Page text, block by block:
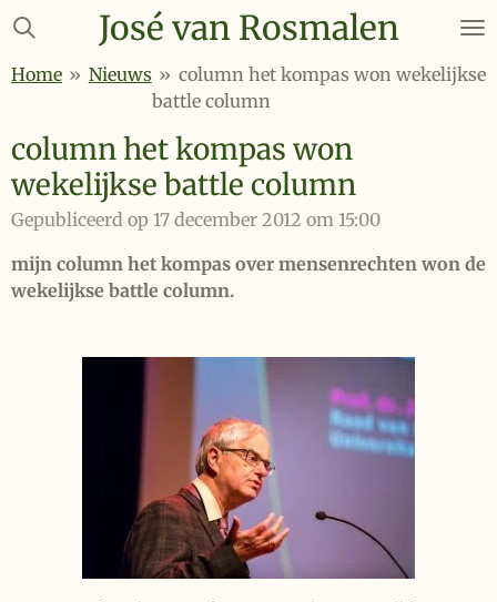
Ga
naar
José van Rosmalen
Home » Nieuws » column het kompas won wekelijkse
battle column
column het kompas won
wekelijkse battle column
Gepubliceerd op 17 december 2012 om 15:00
mijn column het kompas over mensenrechten won de
wekelijkse battle column.